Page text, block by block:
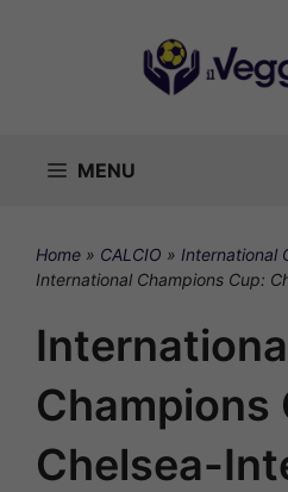
MENU
Home » CALCIO » International
International Champions Cup:
Champions
Chelsea-